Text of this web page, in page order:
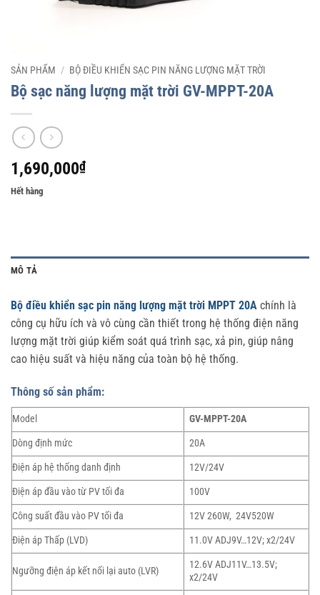
SẢN PHẨM / BỘ ĐIỀU KHIỂN SẠC PIN NĂNG LƯỢNG MẶT TRỜI
Bộ sạc năng lượng mặt trời GV-MPPT-20A
1,690,000₫
Hết hàng
MÔ TẢ
Bộ điều khiển sạc pin năng lượng mặt trời MPPT 20A chính là
công cụ hữu ích và vô cùng cần thiết trong hệ thống điện năng
lượng mặt trời giúp kiểm soát quá trình sạc, xả pin, giúp nâng
cao hiệu suất và hiệu năng của toàn bộ hệ thống.
Thông số sản phẩm:
Model
GV-MPPT-20A
Dòng định mức
20A
Điện áp hệ thống danh định
12V/24V
Điện áp đầu vào từ PV tối đa
100V
Công suất đầu vào PV tối đa
12V 260W, 24V520W
Điện áp Thấp (LVD)
11.0V ADJ9V…12V; x2/24V
Ngưỡng điện áp kết nối lại auto (LVR)
12.6V ADJ11V…13.5V;
x2/24V